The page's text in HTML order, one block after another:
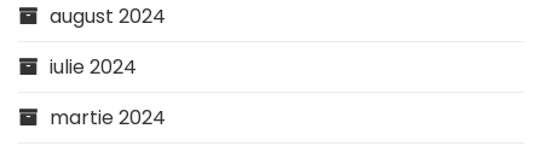
august 2024
iulie 2024
martie 2024